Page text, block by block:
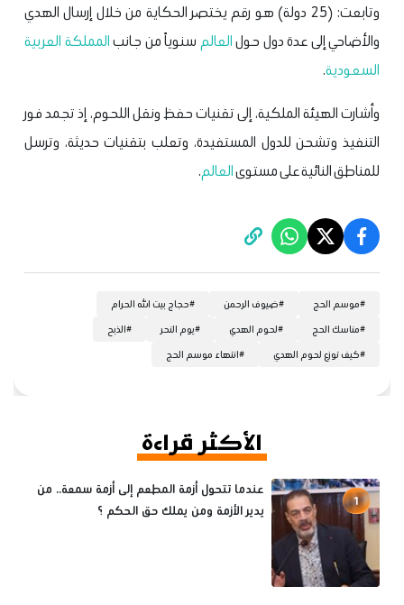
وتابعت: (25 دولة) هو رقم يختصر الحكاية من خلال إرسال الهدي
والأضاحي إلى عدة دول حولالعالم سنوياً من جانبالمملكة العربية
السعودية.
وأشارت الهيئة الملكية، إلى تقنيات حفظ ونقل اللحوم، إذ تجمد فور
التنفيذ وتشحن للدول المستفيدة، وتعلب بتقنيات حديثة، وترسل
للمناطق النائية على مستوىالعالم.
#موسم الحج #ضيوف الرحمن #حجاج بيت الله الحرام
#مناسك الحج #لحوم الهدي #يوم النحر #الذبح
#كيف توزع لحوم الهدي #انتهاء موسم الحج
الأكثر قراءة
1
عندما تتحول أزمة المطعم إلى أزمة سمعة.. من
يدير الأزمة ومن يملك حق الحكم ؟